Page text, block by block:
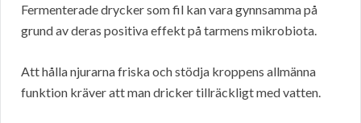
Fermenterade drycker som fil kan vara gynnsamma på
grund av deras positiva effekt på tarmens mikrobiota.
Att hålla njurarna friska och stödja kroppens allmänna
funktion kräver att man dricker tillräckligt med vatten.